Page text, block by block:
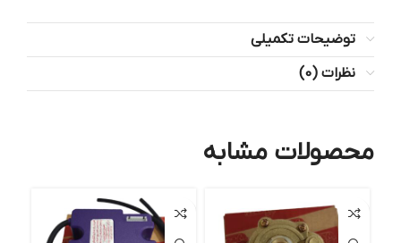
توضیحات تکمیلی
نظرات (0)
محصولات مشابه